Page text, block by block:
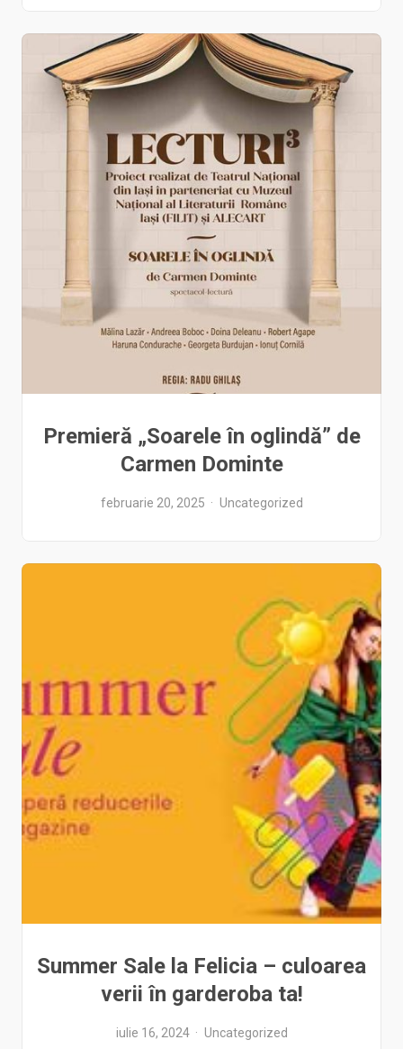
Premieră „Soarele în oglindă” de
Carmen Dominte
februarie 20, 2025 Uncategorized
Summer Sale la Felicia – culoarea
verii în garderoba ta!
iulie 16, 2024 Uncategorized